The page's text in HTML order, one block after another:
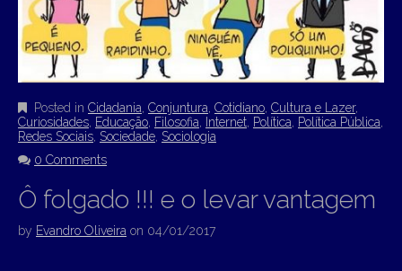
Posted in Cidadania, Conjuntura, Cotidiano, Cultura e Lazer,
Curiosidades, Educação, Filosofia, Internet, Política, Política Pública,
Redes Sociais, Sociedade, Sociologia
0 Comments
Ô folgado !!! e o levar vantagem
by Evandro Oliveira on 04/01/2017